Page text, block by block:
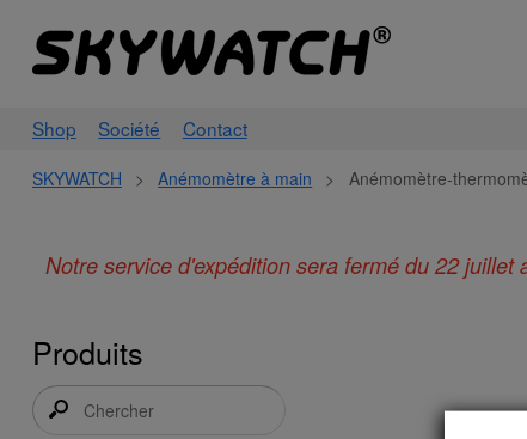
Shop Société Contact
SKYWATCH > Anémomètre à main > Anémomètre-
Notre service d'expédition sera fermé du 22
Produits